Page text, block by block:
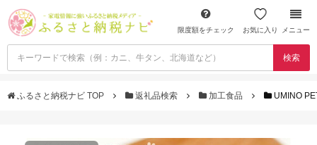
限度額をチェック お気に入り メニュー
検索
ふるさと納税ナビ TOP 返礼品検索 加工食品 UMINO